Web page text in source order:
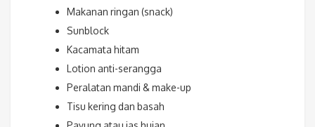
Makanan ringan (snack)
Sunblock
Kacamata hitam
Lotion anti-serangga
Peralatan mandi & make-up
Tisu kering dan basah